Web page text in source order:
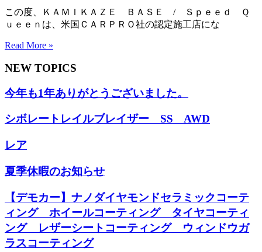
この度、ＫＡＭＩＫＡＺＥ ＢＡＳＥ / Ｓｐｅｅｄ Ｑ
ｕｅｅｎは、米国ＣＡＲＰＲＯ社の認定施工店にな
Read More »
NEW TOPICS
今年も1年ありがとうございました。
シボレートレイルブレイザー SS AWD
レア
夏季休暇のお知らせ
【デモカー】ナノダイヤモンドセラミックコーテ
ィング ホイールコーティング タイヤコーティ
ング レザーシートコーティング ウィンドウガ
ラスコーティング